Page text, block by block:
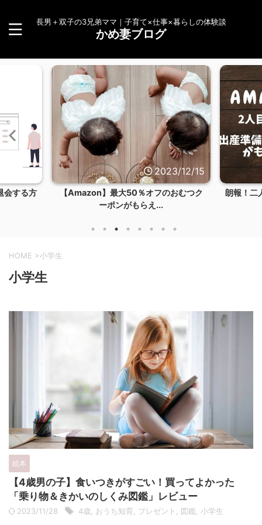
長男＋双子の3兄弟ママ｜子育て×仕事×暮らしの体験談
かめ妻ブログ
12/24
会する方
2023/12/15
【Amazon】最大50％オフのおむつク
ーポンがもらえ...
朗報！二
HOME >小学生
小学生
絵本
【4歳男の子】食いつきがすごい！買ってよかった
「乗り物＆きかいのしくみ図鑑」レビュー
2023/11/28 4歳, おうち知育, プレゼント , 図鑑, 小学生